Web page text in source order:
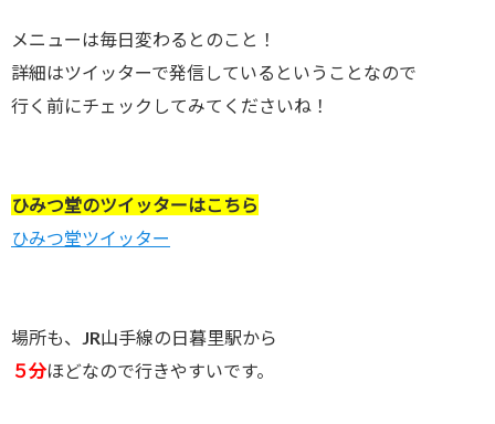
メニューは毎日変わるとのこと！
詳細はツイッターで発信しているということなので
行く前にチェックしてみてくださいね！
ひみつ堂のツイッターはこちら
ひみつ堂ツイッター
場所も、JR山手線の日暮里駅から
５分ほどなので行きやすいです。